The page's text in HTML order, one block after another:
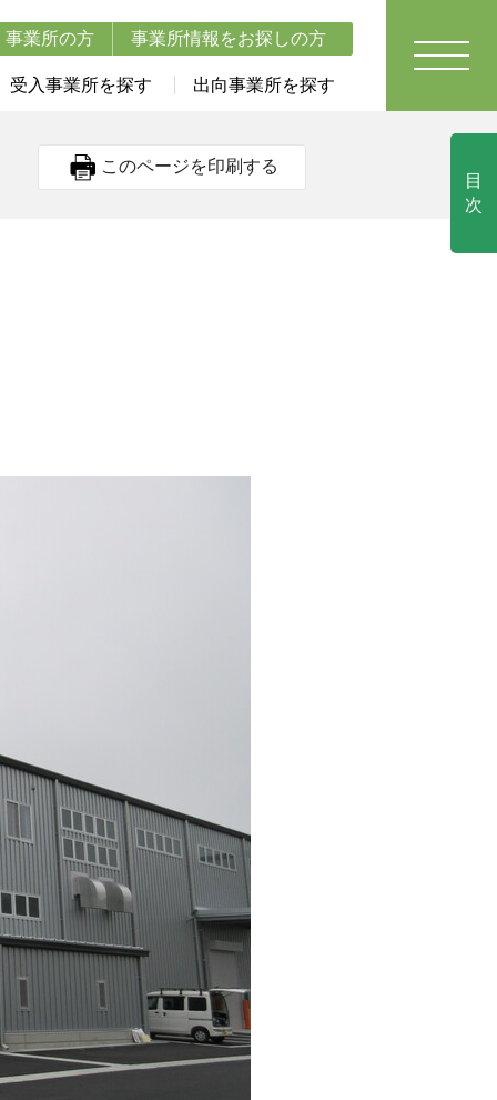
事業所の方 事業所情報をお探しの方
受入事業所を探す 出向事業所を探す
このページを印刷する
目
次